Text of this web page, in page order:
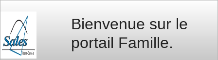
Bienvenue sur le
portail Famille.